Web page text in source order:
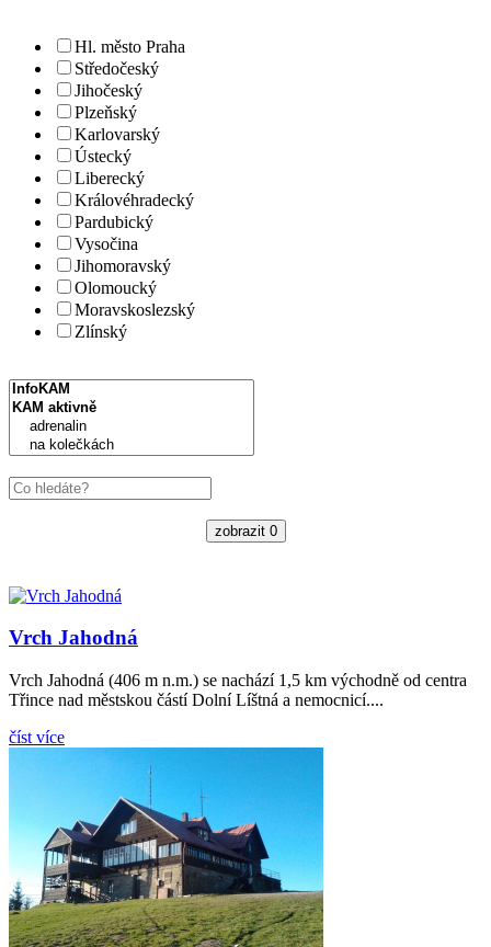
Hl. město Praha
Středočeský
Jihočeský
Plzeňský
Karlovarský
Ústecký
Liberecký
Královéhradecký
Pardubický
Vysočina
Jihomoravský
Olomoucký
Moravskoslezský
Zlínský
zobrazit 0
Vrch Jahodná
Vrch Jahodná (406 m n.m.) se nachází 1,5 km východně od centra
Třince nad městskou částí Dolní Líštná a nemocnicí....
číst více